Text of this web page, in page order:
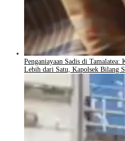
Penganiayaan Sadis di
Lebih dari Satu, Kapolsek Bilang